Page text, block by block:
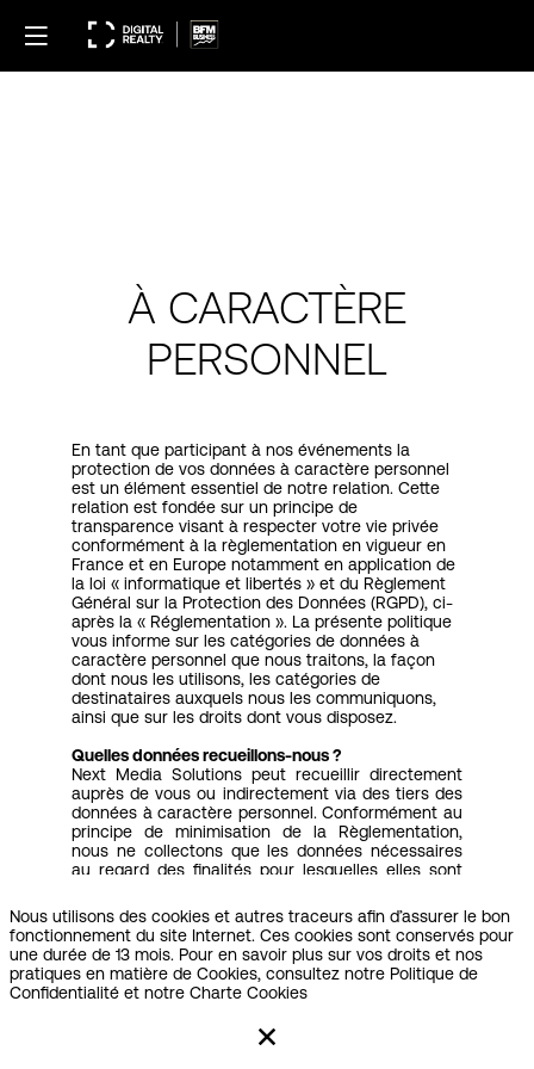
À CARACTÈRE
PERSONNEL
En tant que participant à nos événements la
protection de vos données à caractère personnel
est un élément essentiel de notre relation. Cette
relation est fondée sur un principe de
transparence visant à respecter votre vie privée
conformément à la règlementation en vigueur en
France et en Europe notamment en application de
la loi « informatique et libertés » et du Règlement
Général sur la Protection des Données (RGPD), ci-
après la « Réglementation ». La présente politique
vous informe sur les catégories de données à
caractère personnel que nous traitons, la façon
dont nous les utilisons, les catégories de
destinataires auxquels nous les communiquons,
ainsi que sur les droits dont vous disposez.
Quelles données recueillons-nous ?
Next Media Solutions peut recueillir directement
auprès de vous ou indirectement via des tiers des
données à caractère personnel. Conformément au
principe de minimisation de la Règlementation,
nous ne collectons que les données nécessaires
au regard des finalités pour lesquelles elles sont
Les différentes catégories de données
personnelles collectées lors votre souscription
et/ou dans le cadre de votre utilisation de nos
services ou applications sont les suivantes :
• Données d’identification (civilité, nom, prénom);
Nous utilisons des cookies et autres traceurs afin d’assurer le bon
fonctionnement du site Internet. Ces cookies sont conservés pour
une durée de 13 mois. Pour en savoir plus sur vos droits et nos
pratiques en matière de Cookies, consultez notre Politique de
Confidentialité et notre Charte Cookies